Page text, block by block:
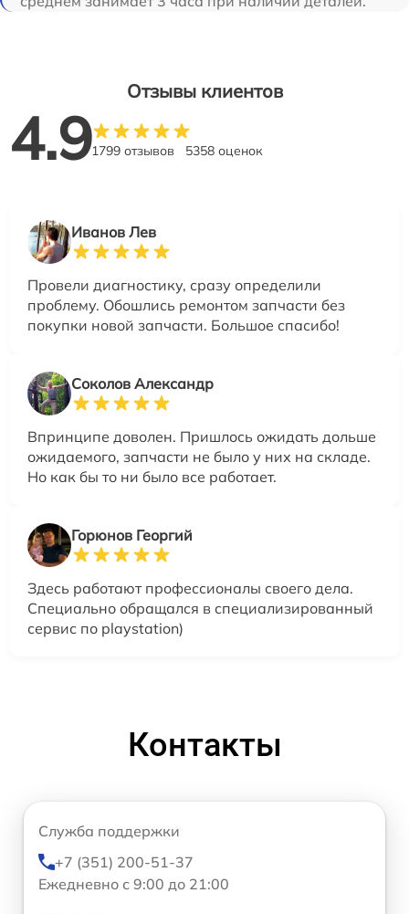
Отзывы клиентов
4.91799 отзывов 5358 оценок
Иванов Лев
Провели диагностику, сразу определили
проблему. Обошлись ремонтом запчасти без
покупки новой запчасти. Большое спасибо!
Соколов Александр
Впринципе доволен. Пришлось ожидать дольше
ожидаемого, запчасти не было у них на складе.
Но как бы то ни было все работает.
Горюнов Георгий
Здесь работают профессионалы своего дела.
Специально обращался в специализированный
сервис по playstation)
Контакты
Служба поддержки
+7 (351) 200-51-37
Ежедневно с 9:00 до 21:00